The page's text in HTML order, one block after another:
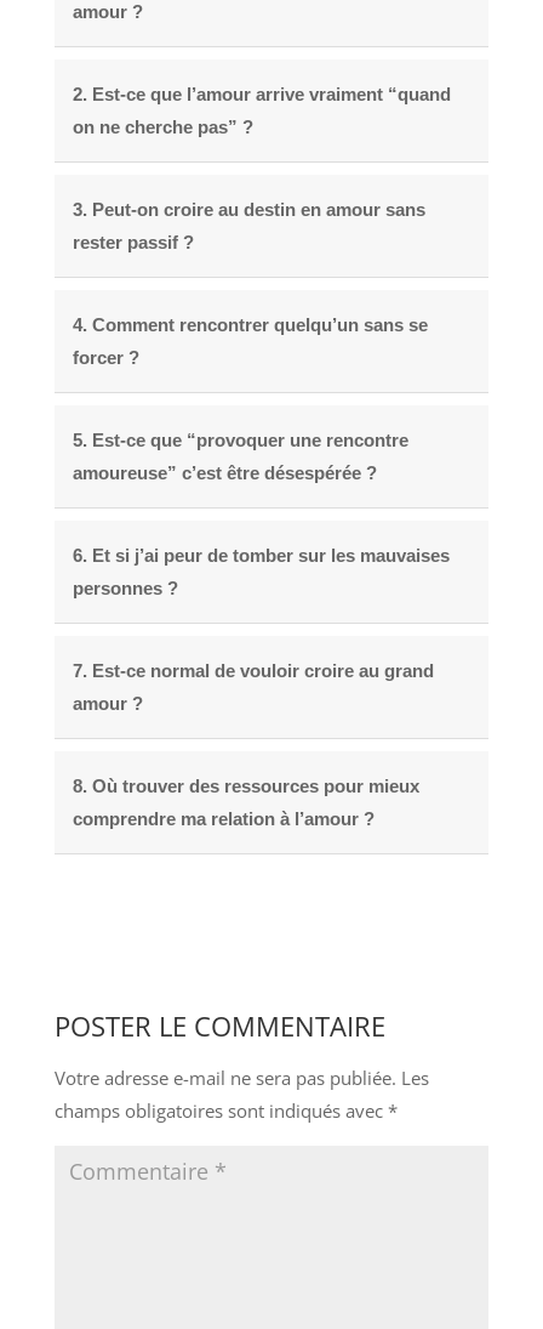
amour ?
2. Est-ce que l’amour arrive vraiment “quand
on ne cherche pas” ?
3. Peut-on croire au destin en amour sans
rester passif ?
4. Comment rencontrer quelqu’un sans se
forcer ?
5. Est-ce que “provoquer une rencontre
amoureuse” c’est être désespérée ?
6. Et si j’ai peur de tomber sur les mauvaises
personnes ?
7. Est-ce normal de vouloir croire au grand
amour ?
8. Où trouver des ressources pour mieux
comprendre ma relation à l’amour ?
POSTER LE COMMENTAIRE
Votre adresse e-mail ne sera pas publiée. Les
champs obligatoires sont indiqués avec *